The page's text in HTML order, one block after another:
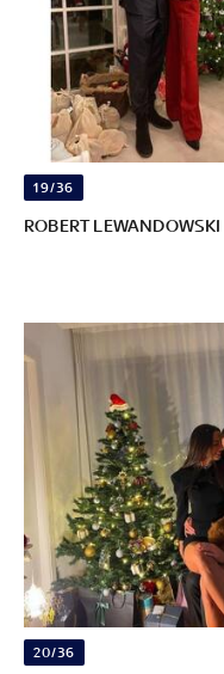
19/36
ROBERT LEWANDOWSKI
20/36